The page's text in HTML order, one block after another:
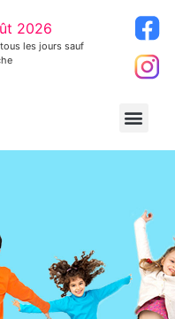
2026
les jours sauf